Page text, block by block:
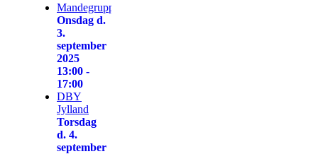
Mandegruppen
Onsdag d.
3.
september
2025
13:00 -
17:00
DBY
Jylland
Torsdag
d. 4.
september